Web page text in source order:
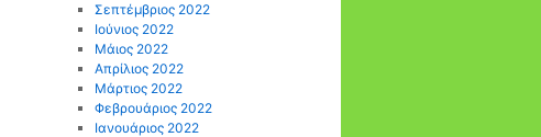
Σεπτέμβριος 2022
Ιούνιος 2022
Μάιος 2022
Απρίλιος 2022
Μάρτιος 2022
Φεβρουάριος 2022
Ιανουάριος 2022